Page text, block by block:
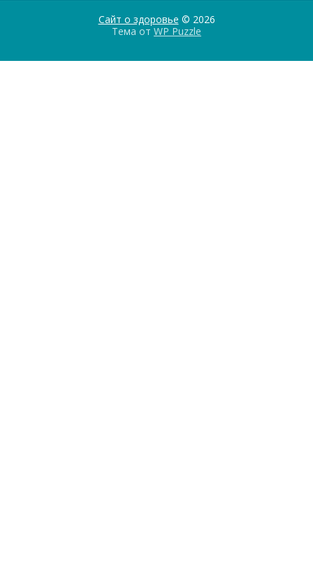
Сайт о здоровье © 2026
Тема от WP Puzzle